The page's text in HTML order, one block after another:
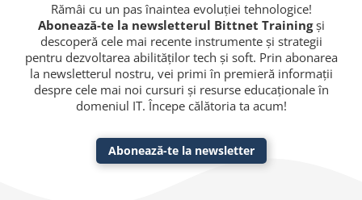
Rămâi cu un pas înaintea evoluției tehnologice!
Abonează-te la newsletterul Bittnet Trainingși
descoperă cele mai recente instrumente și strategii
pentru dezvoltarea abilităților tech și soft. Prin abonarea
la newsletterul nostru, vei primi în premieră informații
despre cele mai noi cursuri și resurse educaționale în
domeniul IT. Începe călătoria ta acum!
Abonează-te la newsletter